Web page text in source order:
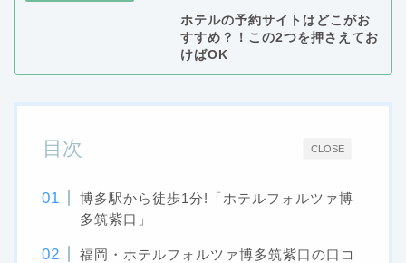
ホテルの予約サイトはどこがお
すすめ？！この2つを押さえてお
けばOK
CLOSE
目次
博多駅から徒歩1分!「ホテルフォルツァ博
多筑紫口」
福岡・ホテルフォルツァ博多筑紫口の口コ